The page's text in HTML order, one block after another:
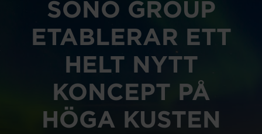
SONO GROUP
ETABLERAR ETT
HELT NYTT
KONCEPT PÅ
HÖGA KUSTEN